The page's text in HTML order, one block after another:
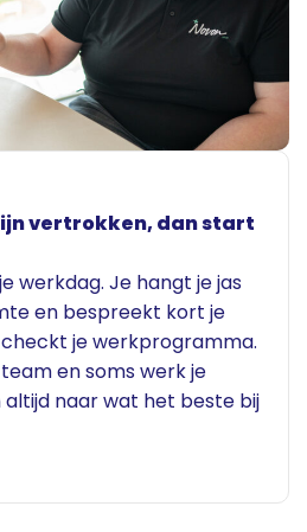
vertrokken, dan start
werkdag. Je hangt je jas
en bespreekt kort je
je werkprogramma.
en soms werk je
altijd naar wat het beste bij